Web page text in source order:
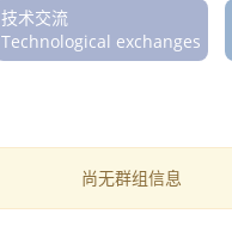
技术交流
Technological exchanges
尚无群组信息